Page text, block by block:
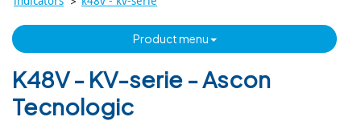
product menu
K48V - KV-serie - Ascon
Tecnologic